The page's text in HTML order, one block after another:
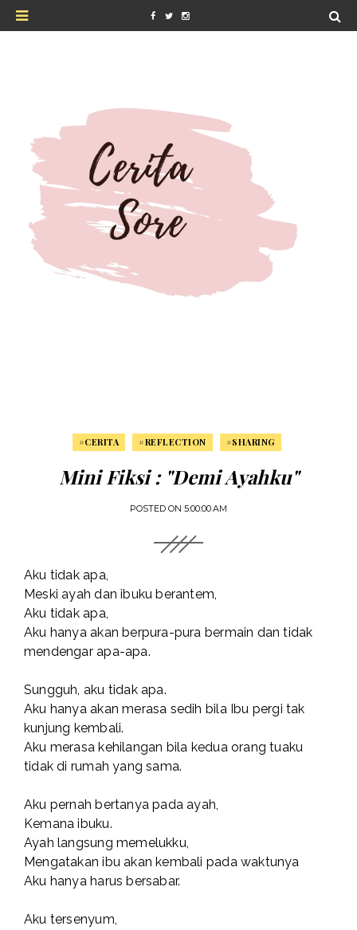
#CERITA #REFLECTION #SHARING
Mini Fiksi : "Demi Ayahku"
POSTED ON 5:00:00 AM
Aku tidak apa,
Meski ayah dan ibuku berantem,
Aku tidak apa,
Aku hanya akan berpura-pura bermain dan tidak
mendengar apa-apa.
Sungguh, aku tidak apa.
Aku hanya akan merasa sedih bila Ibu pergi tak
kunjung kembali.
Aku merasa kehilangan bila kedua orang tuaku
tidak di rumah yang sama.
Aku pernah bertanya pada ayah,
Kemana ibuku.
Ayah langsung memelukku,
Mengatakan ibu akan kembali pada waktunya
Aku hanya harus bersabar.
Aku tersenyum,